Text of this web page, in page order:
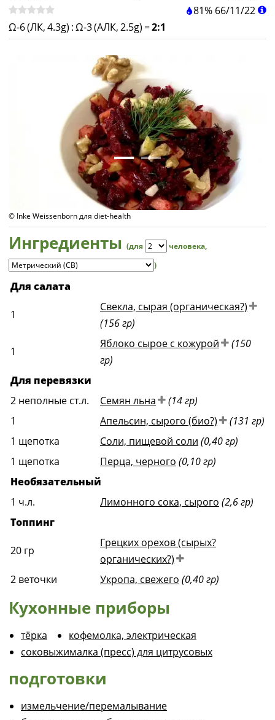
81% 66/11/22
Ω-6 (ЛК, 4.3g) :Ω-3 (АЛК, 2.5g) =2:1
© Inke Weissenborn для diet-health
Ингредиенты (для человека,
)
Для салата
1
Свекла, сырая (органическая?)
(156 гр)
1
Яблоко сырое с кожурой
(150
гр)
Для перевязки
2 неполные ст.л. Семян льна
(14 гр)
1
Апельсин, сырого (био?)
(131 гр)
1 щепотка Соли, пищевой соли (0,40 гр)
1 щепотка Перца, черного (0,10 гр)
Необязательный
1 ч.л. Лимонного сока, сырого (2,6 гр)
Топпинг
20 гр
Грецких орехов (сырых?
органических?)
2 веточки Укропа, свежего (0,40 гр)
Кухонные приборы
тёрка
кофемолка, электрическая
соковыжималка (пресс) для цитрусовых
подготовки
измельчение/перемалывание